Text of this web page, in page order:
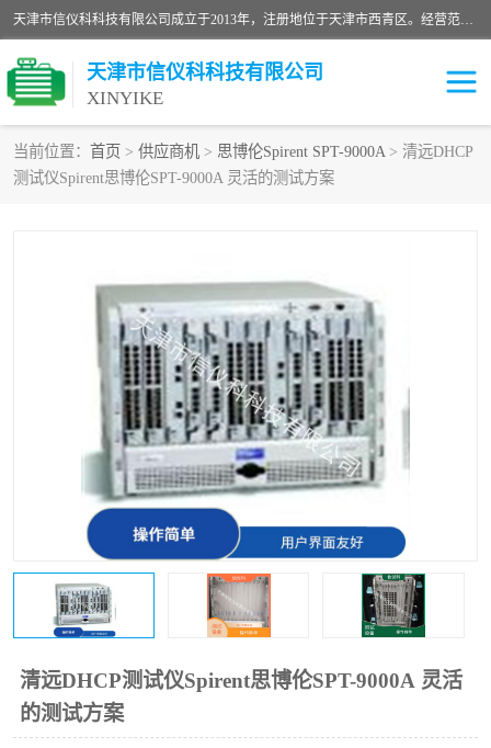
天津市信仪科科技有限公司成立于2013年，注册地位于天津市西青区。经营范围包括计算机软件、电子产品、仪器技术开发、技术转让、技术咨询、技术服务、网络工程、电子监控工程安装等；主要产品有：网络流量测试仪、Ixia XM2、XM12、XGS2、XGS12、400T、1600T、X16网络协议分析仪，Agilent N2X 等等各种型号，欢迎来电咨询。
天津市信仪科科技有限公司
XINYIKE
当前位置： 首页 > 供应商机 > 思博伦Spirent SPT-9000A > 清远DHCP
测试仪Spirent思博伦SPT-9000A 灵活的测试方案
清远DHCP测试仪Spirent思博伦SPT-9000A 灵活
的测试方案
思博伦Spirent C50 思博伦Spirent C1
思博伦Spirent N11U 思博伦Spirent SPT-2U
思博伦600B 思博伦SPT-2000A-HS
思博伦Spirent SPT-3U 思博伦TestCenter
发包仪IXIA XGS2 思博伦Spirent SPT-9000A